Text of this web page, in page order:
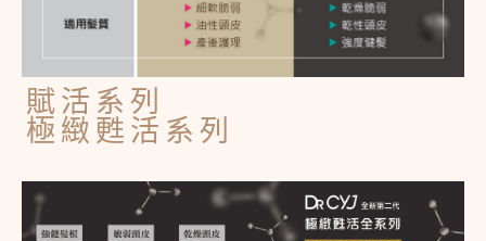
賦活系列
極緻甦活系列